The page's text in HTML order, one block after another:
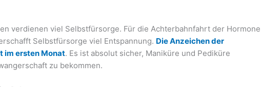
verdienen viel Selbstfürsorge. Für die Achterbahnfahrt der Hormone
Selbstfürsorge viel Entspannung. Die Anzeichen der
im ersten Monat. Es ist absolut sicher, Maniküre und Pediküre
zu bekommen.